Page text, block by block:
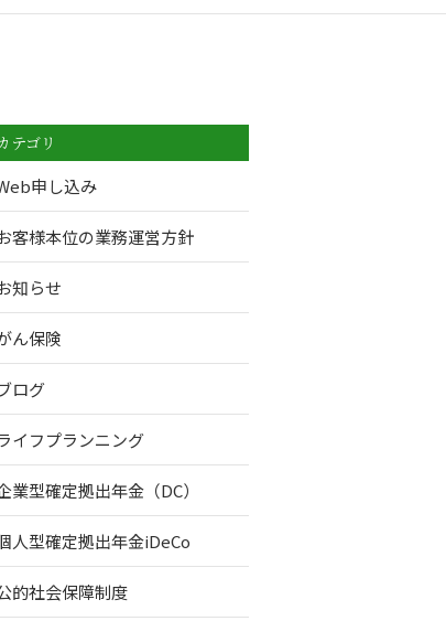
テゴリ
申し込み
客様本位の業務運営方針
知らせ
ん保険
ログ
イフプランニング
業型確定拠出年金（DC）
人型確定拠出年金iDeCo
的社会保障制度